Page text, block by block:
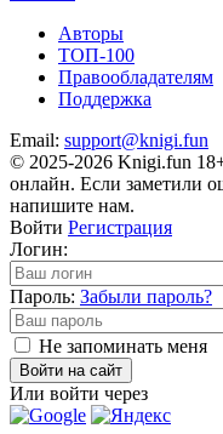
Авторы
ТОП-100
Правообладателям
Поддержка
Email: support@knigi.fun
© 2025-2026 Knigi.fun
онлайн. Если заметили
напишите нам.
Войти Регистрация
Логин:
Пароль: Забыли пароль?
Не запоминать меня
Войти на сайт
Или войти через